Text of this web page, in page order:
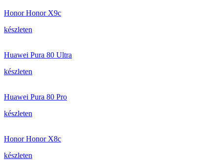
Honor Honor X9c
készleten
Huawei Pura 80 Ultra
készleten
Huawei Pura 80 Pro
készleten
Honor Honor X8c
készleten